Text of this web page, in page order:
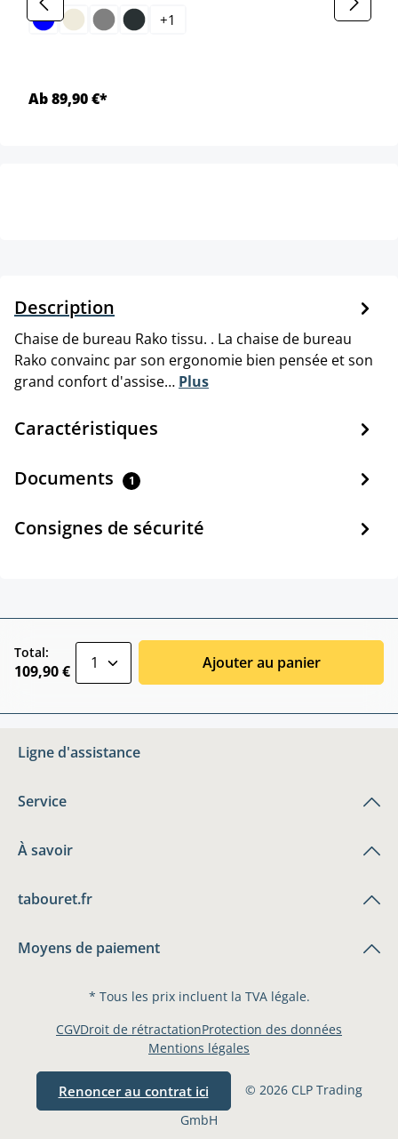
+1
Ab 89,90 €*
Description
Chaise de bureau Rako tissu. . La chaise de bureau
Rako convainc par son ergonomie bien pensée et son
grand confort d'assise… Plus
Caractéristiques
Documents 1
Consignes de sécurité
Total:
109,90 € Ajouter au panier
Ligne d'assistance
Service
À savoir
tabouret.fr
Moyens de paiement
* Tous les prix incluent la TVA légale.
Renoncer au contrat ici
© 2026 CLP Trading
GmbH
CGVDroit de rétractationProtection des données
Mentions légales